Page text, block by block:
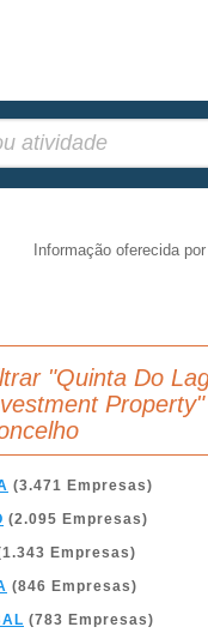
Informação oferecida por
"Quinta Do
(3.471 Empresas)
(2.095 Empresas)
Empresas)
(846 Empresas)
(783 Empresas)